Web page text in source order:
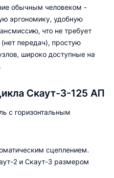
обычным человеком -
эргономику, удобную
что не требует
передач), простую
широко доступные на
Скаут-3-125 АП
с горизонтальным
сцеплением.
2 и Скаут-3 размером